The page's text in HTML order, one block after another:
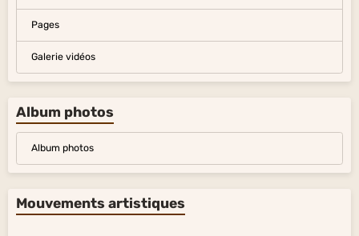
Pages
Galerie vidéos
Album photos
Album photos
Mouvements artistiques